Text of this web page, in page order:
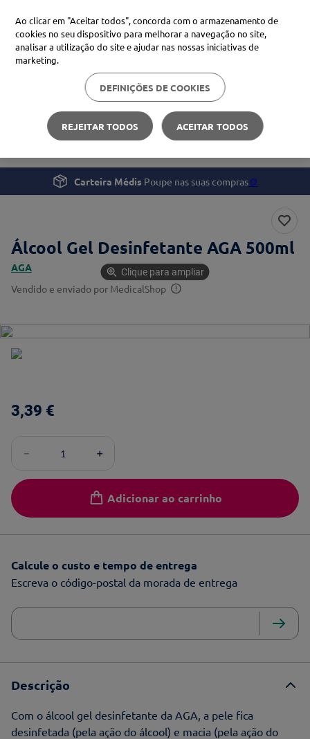
Procure no Marketplace Médis
Pesquisas mais comuns
xiaomi
4º svr
Saúde
Monitorização e Tratamento
Álcool Gel Desinfetante AGA 500ml
Carteira Médis Poupe nas suas compras🪙
Álcool Gel Desinfetante AGA 500ml
AGA
Vendido e enviado por MedicalShop
Clique para ampliar
3,39 €
＋
－
Adicionar ao carrinho
Calcule o custo e tempo de entrega
Escreva o código-postal da morada de entrega
Descrição
Com o álcool gel desinfetante da AGA, a pele fica
desinfetada (pela ação do álcool) e macia (pela ação do
Ao clicar em "Aceitar todos", concorda com o armazenamento de
cookies no seu dispositivo para melhorar a navegação no site,
analisar a utilização do site e ajudar nas nossas iniciativas de
marketing.
DEFINIÇÕES DE COOKIES
REJEITAR TODOS ACEITAR TODOS